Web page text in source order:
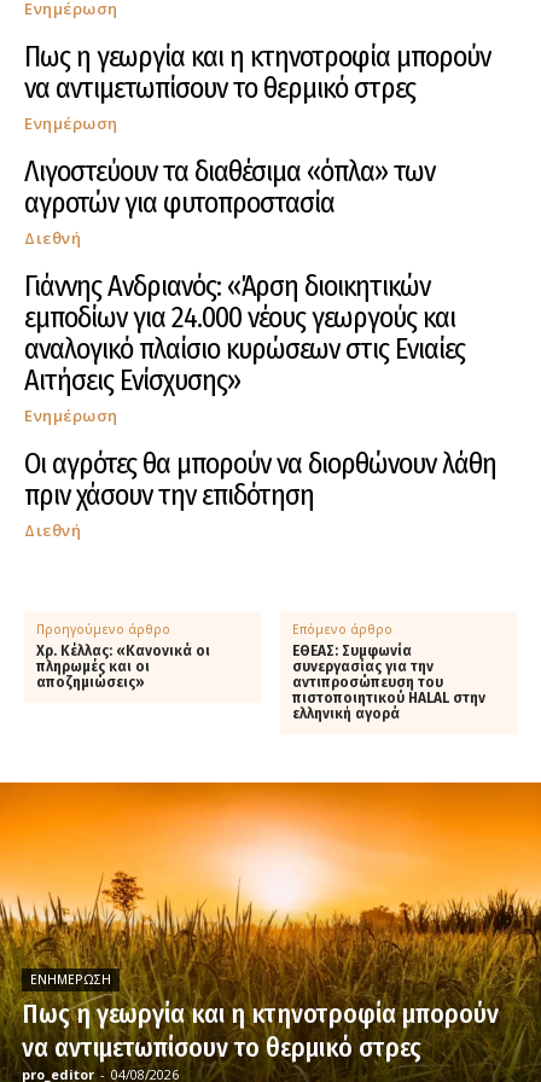
Ενημέρωση
Πως η γεωργία και η κτηνοτροφία μπορούν
να αντιμετωπίσουν το θερμικό στρες
Ενημέρωση
Λιγοστεύουν τα διαθέσιμα «όπλα» των
αγροτών για φυτοπροστασία
Διεθνή
Γιάννης Ανδριανός: «Άρση διοικητικών
εμποδίων για 24.000 νέους γεωργούς και
αναλογικό πλαίσιο κυρώσεων στις Ενιαίες
Αιτήσεις Ενίσχυσης»
Ενημέρωση
Οι αγρότες θα μπορούν να διορθώνουν λάθη
πριν χάσουν την επιδότηση
Διεθνή
Προηγούμενο άρθρο
Χρ. Κέλλας: «Κανονικά οι
πληρωμές και οι
αποζημιώσεις»
Επόμενο άρθρο
ΕΘΕΑΣ: Συμφωνία
συνεργασίας για την
αντιπροσώπευση του
πιστοποιητικού HALAL στην
ελληνική αγορά
ΕΝΗΜΈΡΩΣΗ
Πως η γεωργία και η κτηνοτροφία μπορούν
να αντιμετωπίσουν το θερμικό στρες
pro_editor - 04/08/2026